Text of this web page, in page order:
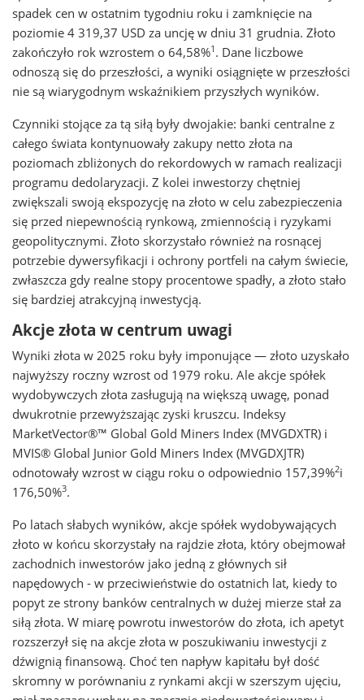
spadek cen w ostatnim tygodniu roku i zamknięcie na
poziomie 4 319,37 USD za uncję w dniu 31 grudnia. Złoto
zakończyło rok wzrostem o 64,58%1 . Dane liczbowe
odnoszą się do przeszłości, a wyniki osiągnięte w przeszłości
nie są wiarygodnym wskaźnikiem przyszłych wyników.
Czynniki stojące za tą siłą były dwojakie: banki centralne z
całego świata kontynuowały zakupy netto złota na
poziomach zbliżonych do rekordowych w ramach realizacji
programu dedolaryzacji. Z kolei inwestorzy chętniej
zwiększali swoją ekspozycję na złoto w celu zabezpieczenia
się przed niepewnością rynkową, zmiennością i ryzykami
geopolitycznymi. Złoto skorzystało również na rosnącej
potrzebie dywersyfikacji i ochrony portfeli na całym świecie,
zwłaszcza gdy realne stopy procentowe spadły, a złoto stało
się bardziej atrakcyjną inwestycją.
Akcje złota w centrum uwagi
Wyniki złota w 2025 roku były imponujące — złoto uzyskało
najwyższy roczny wzrost od 1979 roku. Ale akcje spółek
wydobywczych złota zasługują na większą uwagę, ponad
dwukrotnie przewyższając zyski kruszcu. Indeksy
MarketVector®™ Global Gold Miners Index (MVGDXTR) i
MVIS® Global Junior Gold Miners Index (MVGDXJTR)
odnotowały wzrost w ciągu roku o odpowiednio 157,39%2i
176,50%3.
Po latach słabych wyników, akcje spółek wydobywających
złoto w końcu skorzystały na rajdzie złota, który obejmował
zachodnich inwestorów jako jedną z głównych sił
napędowych - w przeciwieństwie do ostatnich lat, kiedy to
popyt ze strony banków centralnych w dużej mierze stał za
siłą złota. W miarę powrotu inwestorów do złota, ich apetyt
rozszerzył się na akcje złota w poszukiwaniu inwestycji z
dźwignią finansową. Choć ten napływ kapitału był dość
skromny w porównaniu z rynkami akcji w szerszym ujęciu,